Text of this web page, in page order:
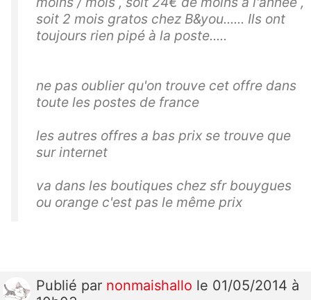
soit 2 mois gratos chez B&you...... Ils ont
toujours rien pipé à la poste.....
ne pas oublier qu'on trouve cet offre dans
toute les postes de france
les autres offres a bas prix se trouve que
sur internet
va dans les boutiques chez sfr bouygues
ou orange c'est pas le même prix
Publié par nonmaishallo le 01/05/2014 à